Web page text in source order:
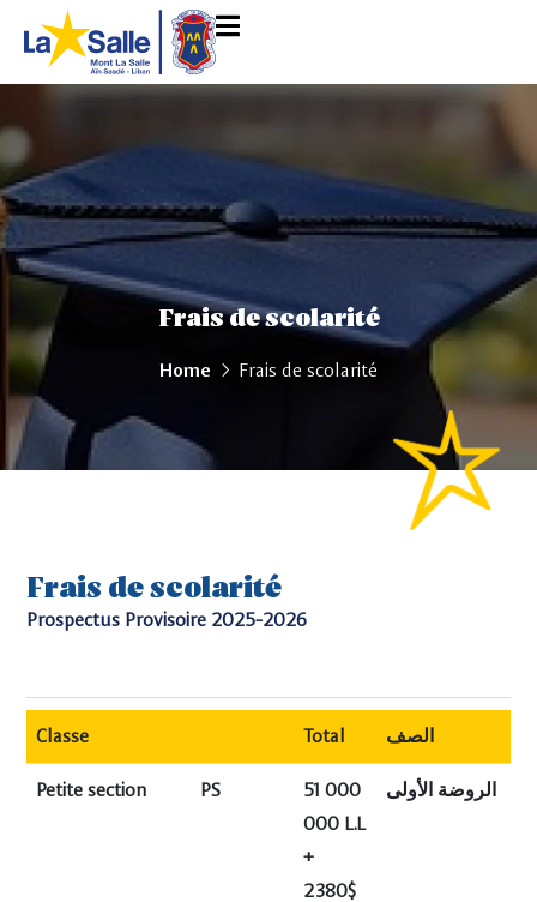
Frais de scolarité
Home Frais de scolarité
Frais de scolarité
Prospectus Provisoire 2025-2026
Classe Total الصف
Petite section PS
51 000
000 L.L
+
2380$
الروضة الأولى